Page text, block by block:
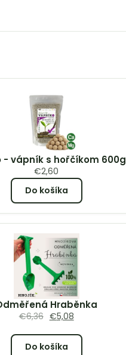
- vápník s hořčíkom 600g
€2,60
Do košíka
Hraběnka
€6,36 €5,08
Do košíka